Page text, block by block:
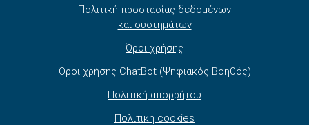
Πολιτική προστασίας δεδομένων
και συστημάτων
Όροι χρήσης
Όροι χρήσης ChatBot (Ψηφιακός Βοηθός)
Πολιτική απορρήτου
Πολιτική cookies